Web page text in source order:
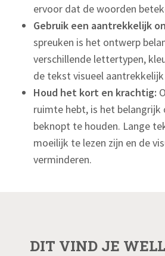
ervoor dat de woorden
Gebruik een aantrekkelijk
spreuken is het ontwerp
verschillende lettertypen,
de tekst visueel
Houd het kort en krachtig:
ruimte hebt, is het belangrijk
beknopt te houden. Lange
moeilijk te lezen zijn en de
verminderen.
DIT VIND JE